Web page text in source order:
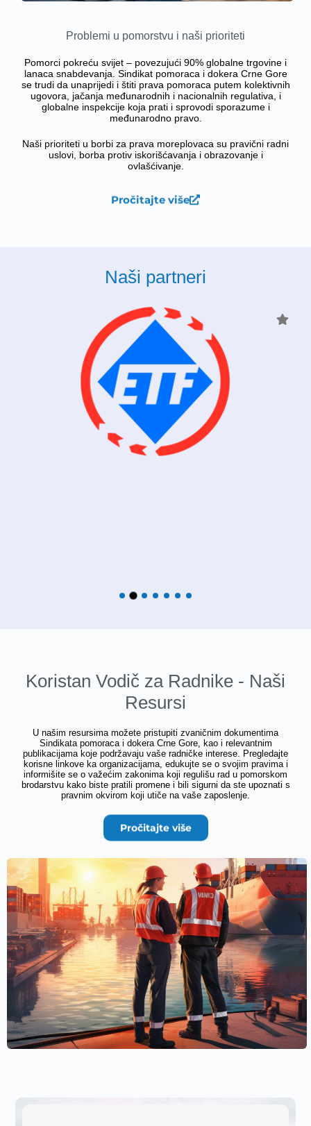
Problemi u pomorstvu i naši prioriteti
Pomorci pokreću svijet – povezujući 90% globalne trgovine i
lanaca snabdevanja. Sindikat pomoraca i dokera Crne Gore
se trudi da unaprijedi i štiti prava pomoraca putem kolektivnih
ugovora, jačanja međunarodnih i nacionalnih regulativa, i
globalne inspekcije koja prati i sprovodi sporazume i
međunarodno pravo.
Naši prioriteti u borbi za prava moreplovaca su pravični radni
uslovi, borba protiv iskorišćavanja i obrazovanje i
ovlašćivanje.
Pročitajte više
Naši partneri
Koristan Vodič za Radnike - Naši
Resursi
U našim resursima možete pristupiti zvaničnim dokumentima
Sindikata pomoraca i dokera Crne Gore, kao i relevantnim
publikacijama koje podržavaju vaše radničke interese. Pregledajte
korisne linkove ka organizacijama, edukujte se o svojim pravima i
informišite se o važećim zakonima koji regulišu rad u pomorskom
brodarstvu kako biste pratili promene i bili sigurni da ste upoznati s
pravnim okvirom koji utiče na vaše zaposlenje.
Pročitajte više